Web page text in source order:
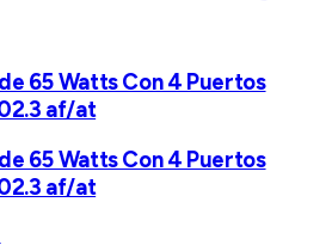
65 Watts Con 4 Puertos
af/at
65 Watts Con 4 Puertos
af/at